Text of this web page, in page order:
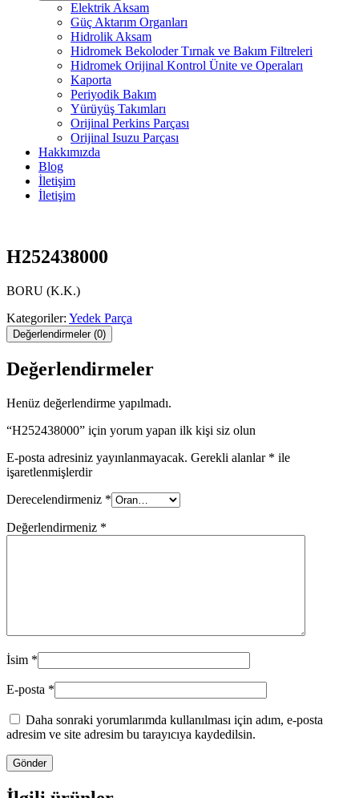
Elektrik Aksam
Güç Aktarım Organları
Hidrolik Aksam
Hidromek Bekoloder Tırnak ve Bakım Filtreleri
Hidromek Orijinal Kontrol Ünite ve Operaları
Kaporta
Periyodik Bakım
Yürüyüş Takımları
Orijinal Perkins Parçası
Orijinal Isuzu Parçası
Hakkımızda
Blog
İletişim
İletişim
H252438000
BORU (K.K.)
Kategoriler: Yedek Parça
Değerlendirmeler (0)
Değerlendirmeler
Henüz değerlendirme yapılmadı.
“H252438000” için yorum yapan ilk kişi siz olun
E-posta adresiniz yayınlanmayacak. Gerekli alanlar * ile
işaretlenmişlerdir
Derecelendirmeniz *
Değerlendirmeniz *
İsim *
E-posta *
Daha sonraki yorumlarımda kullanılması için adım, e-posta
adresim ve site adresim bu tarayıcıya kaydedilsin.